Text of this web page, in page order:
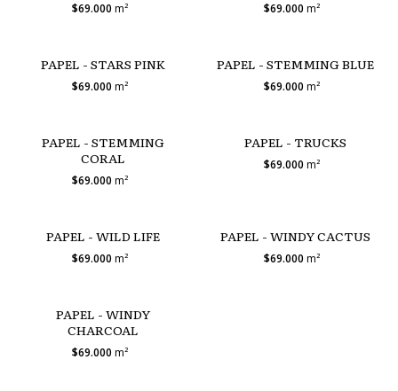
$69.000 m² $69.000m²
PAPEL - STARS PINK
$69.000 m²
PAPEL - STEMMING BLUE
$69.000m²
PAPEL - STEMMING
CORAL
$69.000 m²
PAPEL - TRUCKS
$69.000m²
PAPEL - WILD LIFE
$69.000 m²
PAPEL - WINDY CACTUS
$69.000m²
PAPEL - WINDY
CHARCOAL
$69.000 m²